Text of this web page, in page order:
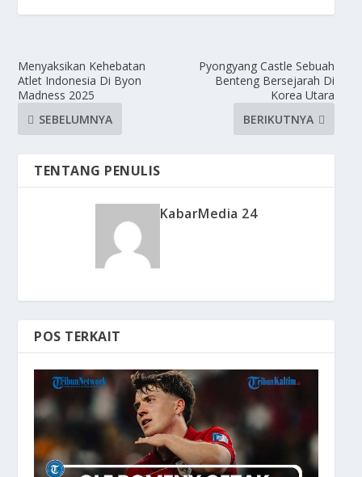
Menyaksikan Kehebatan
Atlet Indonesia Di Byon
Madness 2025
SEBELUMNYA
Pyongyang Castle Sebuah
Benteng Bersejarah Di
Korea Utara
BERIKUTNYA
TENTANG PENULIS
KabarMedia 24
POS TERKAIT